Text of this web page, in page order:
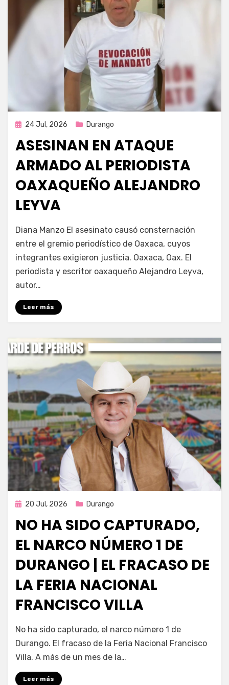
Publicada
24 Jul, 2026 Durango
ASESINAN EN ATAQUE
ARMADO AL PERIODISTA
OAXAQUEÑO ALEJANDRO
LEYVA
Fernando Miranda Servín
Diana Manzo El asesinato causó consternación
entre el gremio periodístico de Oaxaca, cuyos
integrantes exigieron justicia. Oaxaca, Oax. El
periodista y escritor oaxaqueño Alejandro Leyva,
autor…
Leer más
Publicada
20 Jul, 2026 Durango
NO HA SIDO CAPTURADO,
EL NARCO NÚMERO 1 DE
DURANGO | EL FRACASO DE
LA FERIA NACIONAL
FRANCISCO VILLA
por Fernando Miranda Servín
No ha sido capturado, el narco número 1 de
Durango. El fracaso de la Feria Nacional Francisco
Villa. A más de un mes de la…
Leer más